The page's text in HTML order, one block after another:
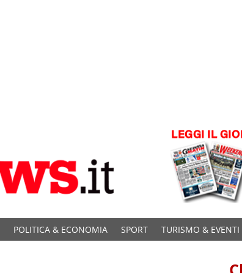
POLITICA & ECONOMIA SPORT TURISMO & EVENTI